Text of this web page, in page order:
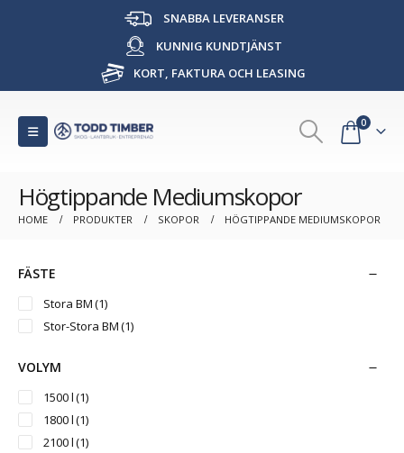
SNABBA LEVERANSER
KUNNIG KUNDTJÄNST
KORT, FAKTURA OCH LEASING
0
Högtippande Mediumskopor
HOME PRODUKTER SKOPOR HÖGTIPPANDE MEDIUMSKOPOR
FÄSTE
Stora BM(1)
Stor-Stora BM(1)
VOLYM
1500 l(1)
1800 l(1)
2100 l(1)